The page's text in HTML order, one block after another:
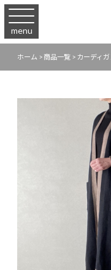
menu
ホーム > 商品一覧 > カーディ